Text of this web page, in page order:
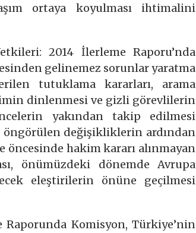
ortaya koyulması ihtimalini
2014 İlerleme Raporu’nda
gelinemez sorunlar yaratma
tutuklama kararları, arama
dinlenmesi ve gizli görevlilerin
yakından takip edilmesi
öngörülen değişikliklerin ardından
öncesinde hakim kararı alınmayan
önümüzdeki dönemde Avrupa
eleştirilerin önüne geçilmesi
Komisyon, Türkiye’nin